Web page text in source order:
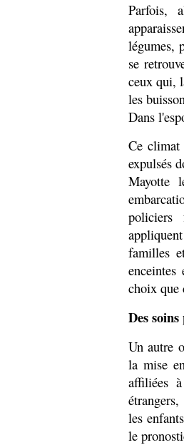
Parfois,
légumes,
se
ceux qui,
les
Dans
Ce climat
expulsés
Mayotte
policiers
familles
choix que
Des
Un autre
la mise
affiliées
les
le